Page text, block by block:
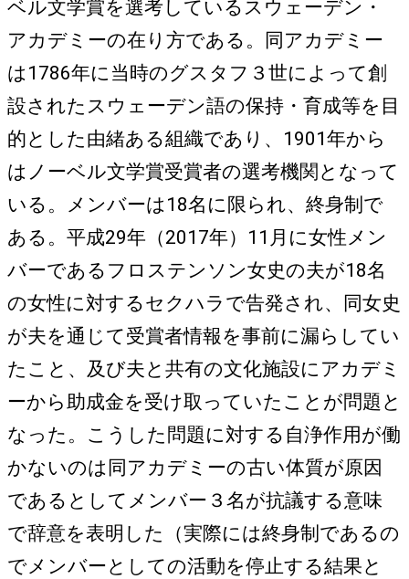
ベル文学賞を選考しているスウェーデン・
アカデミーの在り方である。同アカデミー
は1786年に当時のグスタフ３世によって創
設されたスウェーデン語の保持・育成等を目
的とした由緒ある組織であり、1901年から
はノーベル文学賞受賞者の選考機関となって
いる。メンバーは18名に限られ、終身制で
ある。平成29年（2017年）11月に女性メン
バーであるフロステンソン女史の夫が18名
の女性に対するセクハラで告発され、同女史
が夫を通じて受賞者情報を事前に漏らしてい
たこと、及び夫と共有の文化施設にアカデミ
ーから助成金を受け取っていたことが問題と
なった。こうした問題に対する自浄作用が働
かないのは同アカデミーの古い体質が原因
であるとしてメンバー３名が抗議する意味
で辞意を表明した（実際には終身制であるの
でメンバーとしての活動を停止する結果と